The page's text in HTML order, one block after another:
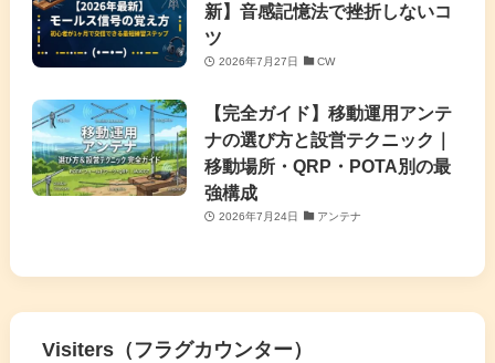
新】音感記憶法で挫折しないコ
ツ
2026年7月27日 CW
【完全ガイド】移動運用アンテ
ナの選び方と設営テクニック｜
移動場所・QRP・POTA別の最
強構成
2026年7月24日 アンテナ
Visiters（フラグカウンター）